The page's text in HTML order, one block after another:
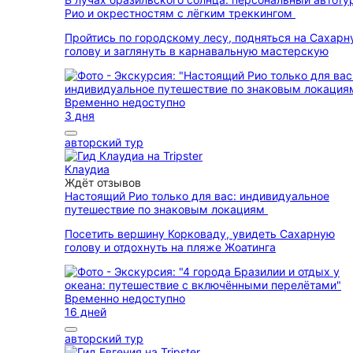
Рио и окрестностям с лёгким треккингом
Пройтись по городскому лесу, подняться на
голову и заглянуть в карнавальную мастерскую
Временно недоступно
3 дня
авторский тур
Клаудиа
Ждёт отзывов
Настоящий Рио только для вас: индивидуальное
путешествие по знаковым локациям
Посетить вершину Корковаду, увидеть Сахарную
голову и отдохнуть на пляже Жоатинга
Временно недоступно
16 дней
авторский тур